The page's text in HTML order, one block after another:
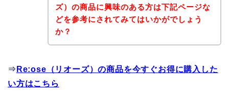
ズ）の商品に興味のある方は下記ページな
どを参考にされてみてはいかがでしょう
か？
⇒ Re:ose（リオーズ）の商品を今すぐお得に購入した
い方はこちら